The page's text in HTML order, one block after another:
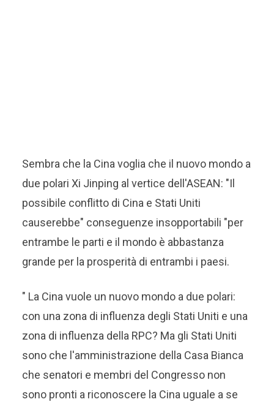
Sembra che la Cina voglia che il nuovo mondo a
due polari Xi Jinping al vertice dell'ASEAN: "Il
possibile conflitto di Cina e Stati Uniti
causerebbe" conseguenze insopportabili "per
entrambe le parti e il mondo è abbastanza
grande per la prosperità di entrambi i paesi.
" La Cina vuole un nuovo mondo a due polari:
con una zona di influenza degli Stati Uniti e una
zona di influenza della RPC? Ma gli Stati Uniti
sono che l'amministrazione della Casa Bianca
che senatori e membri del Congresso non
sono pronti a riconoscere la Cina uguale a se